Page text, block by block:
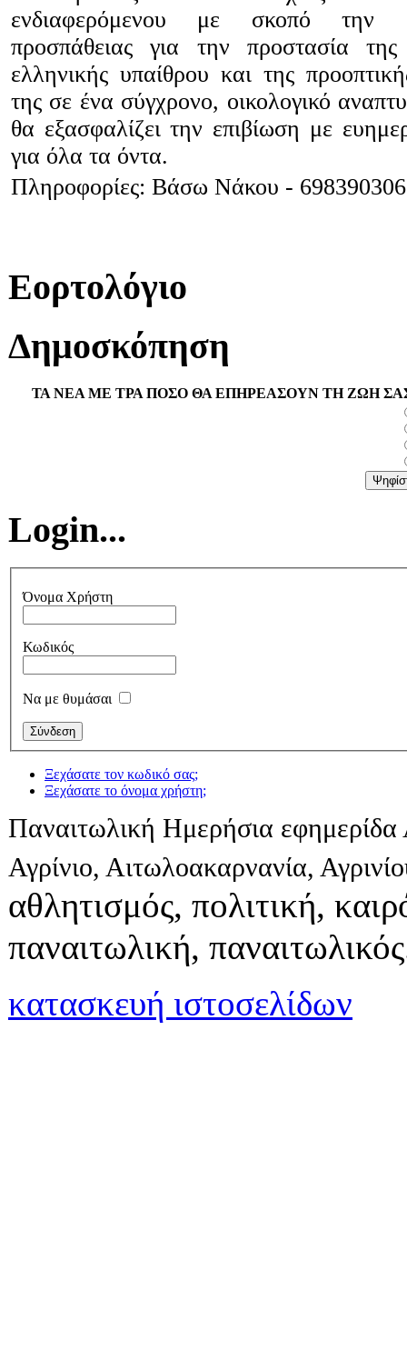
ενδιαφερόμενου με σκοπό την
προσπάθειας για την προστασία
ελληνικής υπαίθρου και της
της σε ένα σύγχρονο, οικολογικό
θα εξασφαλίζει την επιβίωση με
για όλα τα όντα.
Πληροφορίες: Βάσω Νάκου -
Εορτολόγιο
Δημοσκόπηση
ΤΑ ΝΕΑ ΜΕ ΤΡΑ ΠΟΣΟ ΘΑ ΕΠΗΡΕΑΣΟΥΝ ΤΗ ΖΩΗ
Login...
Όνομα Χρήστη
Κωδικός
Να με θυμάσαι
Ξεχάσατε τον κωδικό σας;
Ξεχάσατε το όνομα χρήστη;
Παναιτωλική Ημερήσια εφημερίδα
Αγρίνιο, Αιτωλοακαρνανία,
αθλητισμός, πολιτική,
παναιτωλική,
κατασκευή ιστοσελίδων